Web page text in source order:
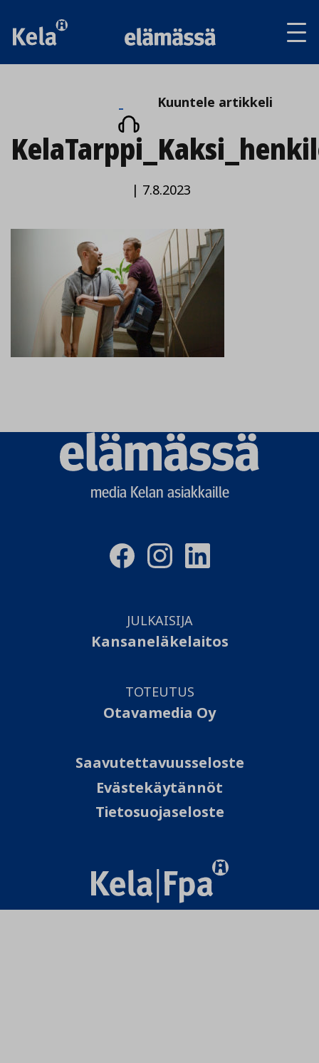
Kuuntele
artikkeli
Kuuntele artikkeli
| 7.8.2023
Elämässä
logo
media Kelan asiakkaille
JULKAISIJA
Kansaneläkelaitos
TOTEUTUS
Otavamedia Oy
Saavutettavuusseloste
Evästekäytännöt
Tietosuojaseloste